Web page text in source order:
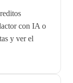
con IA o
y ver el